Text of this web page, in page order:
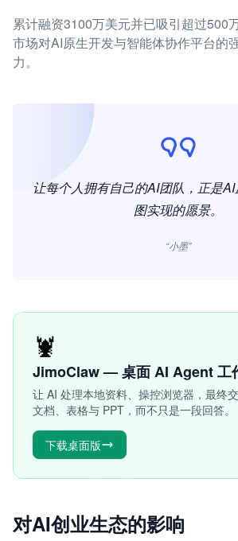
累计融资3100万美元并已吸引超过500
市场对AI原生开发与智能体协作平台的
力。
让每个人拥有自己的AI团队，正是
图实现的愿景。
“小墨”
🦞
JimoClaw — 桌面 AI Agent 工
让 AI 处理本地资料、操控浏览器，最终
文档、表格与 PPT，而不只是一段回答。
下载桌面版
对AI创业生态的影响